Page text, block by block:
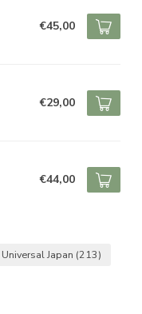
€45,00
€29,00
€44,00
Universal Japan (213)